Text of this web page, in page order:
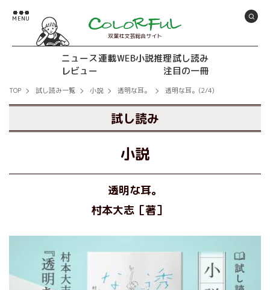
双葉社文芸総合サイト
ニュース連載WEB小説推理試し読み
レビュー
注目の一冊
TOP 試し読み一覧 小説 透明な耳。 透明な耳。(2/4)
試し読み
小説
透明な耳。
村本大志［著］